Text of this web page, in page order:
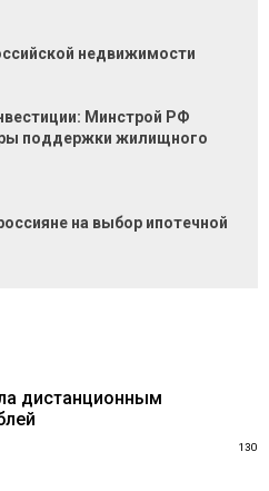
недвижимости
Минстрой РФ
поддержки жилищного
на выбор ипотечной
дистанционным
130